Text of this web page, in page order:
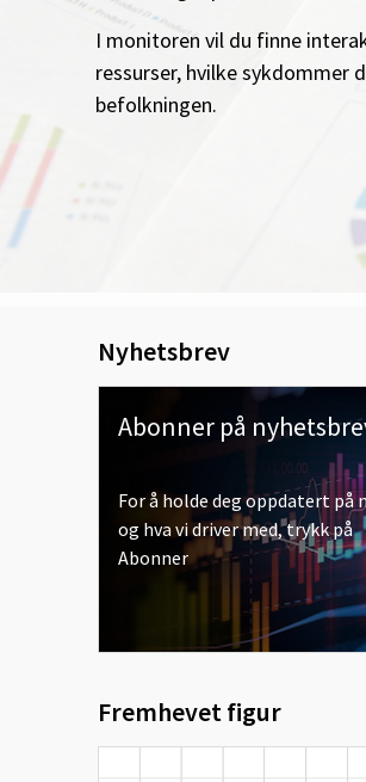
I monitoren vil du finne
ressurser, hvilke sykdommer
befolkningen.
Nyhetsbrev
Abonner på
For å holde deg oppdatert på
og hva vi driver med, trykk på
Abonner
Fremhevet figur